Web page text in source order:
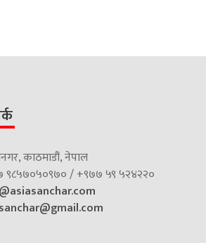
काठमाडौं, नेपाल
९८५७०५०९७० / +९७७ ५९ ५२४२२०